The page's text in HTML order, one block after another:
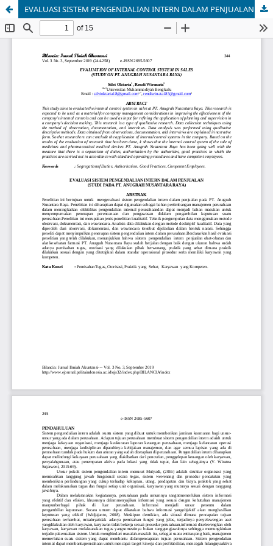
EVALUASI SISTEM PENGENDALIAN INTERN DALAM PENJUALAN (STUDI PADA PT. ANUGRAH NUSANTARA RAYA)